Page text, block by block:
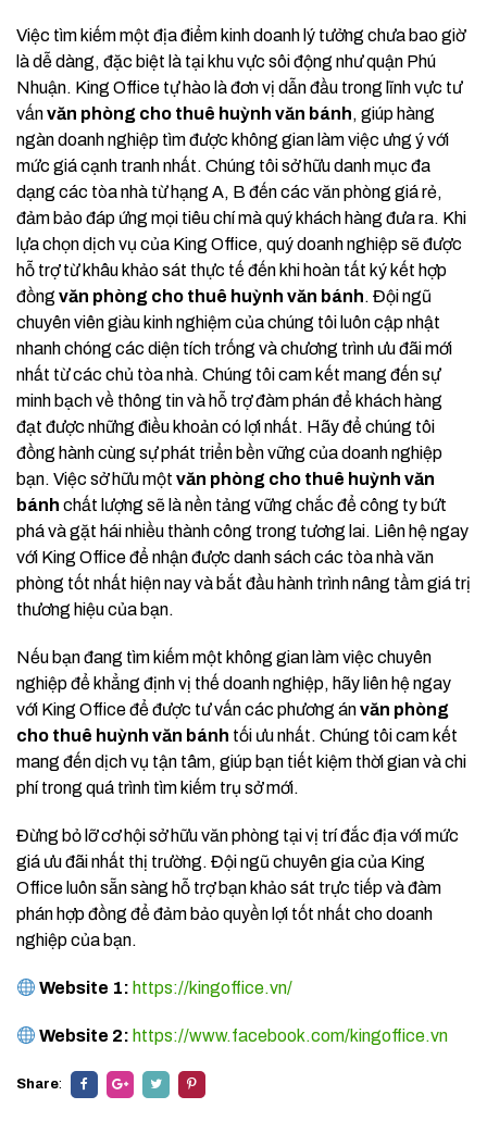
Việc tìm kiếm một địa điểm kinh doanh lý tưởng chưa bao giờ
là dễ dàng, đặc biệt là tại khu vực sôi động như quận Phú
Nhuận. King Office tự hào là đơn vị dẫn đầu trong lĩnh vực tư
vấnvăn phòng cho thuê huỳnh văn bánh, giúp hàng
ngàn doanh nghiệp tìm được không gian làm việc ưng ý với
mức giá cạnh tranh nhất. Chúng tôi sở hữu danh mục đa
dạng các tòa nhà từ hạng A, B đến các văn phòng giá rẻ,
đảm bảo đáp ứng mọi tiêu chí mà quý khách hàng đưa ra. Khi
lựa chọn dịch vụ của King Office, quý doanh nghiệp sẽ được
hỗ trợ từ khâu khảo sát thực tế đến khi hoàn tất ký kết hợp
đồng văn phòng cho thuê huỳnh văn bánh. Đội ngũ
chuyên viên giàu kinh nghiệm của chúng tôi luôn cập nhật
nhanh chóng các diện tích trống và chương trình ưu đãi mới
nhất từ các chủ tòa nhà. Chúng tôi cam kết mang đến sự
minh bạch về thông tin và hỗ trợ đàm phán để khách hàng
đạt được những điều khoản có lợi nhất. Hãy để chúng tôi
đồng hành cùng sự phát triển bền vững của doanh nghiệp
bạn. Việc sở hữu một văn phòng cho thuê huỳnh văn
bánh chất lượng sẽ là nền tảng vững chắc để công ty bứt
phá và gặt hái nhiều thành công trong tương lai. Liên hệ ngay
với King Office để nhận được danh sách các tòa nhà văn
phòng tốt nhất hiện nay và bắt đầu hành trình nâng tầm giá trị
thương hiệu của bạn.
Nếu bạn đang tìm kiếm một không gian làm việc chuyên
nghiệp để khẳng định vị thế doanh nghiệp, hãy liên hệ ngay
với King Office để được tư vấn các phương ánvăn phòng
cho thuê huỳnh văn bánh tối ưu nhất. Chúng tôi cam kết
mang đến dịch vụ tận tâm, giúp bạn tiết kiệm thời gian và chi
phí trong quá trình tìm kiếm trụ sở mới.
Đừng bỏ lỡ cơ hội sở hữu văn phòng tại vị trí đắc địa với mức
giá ưu đãi nhất thị trường. Đội ngũ chuyên gia của King
Office luôn sẵn sàng hỗ trợ bạn khảo sát trực tiếp và đàm
phán hợp đồng để đảm bảo quyền lợi tốt nhất cho doanh
nghiệp của bạn.
Website 1: https://kingoffice.vn/
Website 2: https://www.facebook.com/kingoffice.vn
Share: